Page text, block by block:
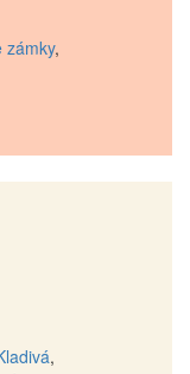
zámky,
,